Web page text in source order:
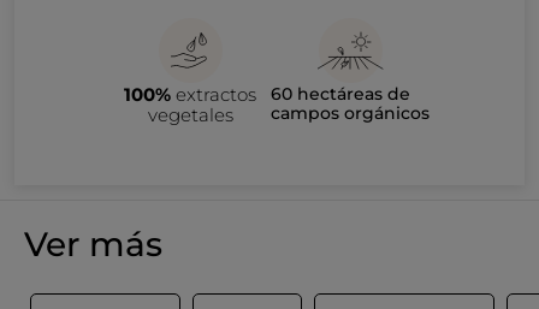
100% extractos
vegetales
60 hectáreas de
campos orgánicos
Ver más